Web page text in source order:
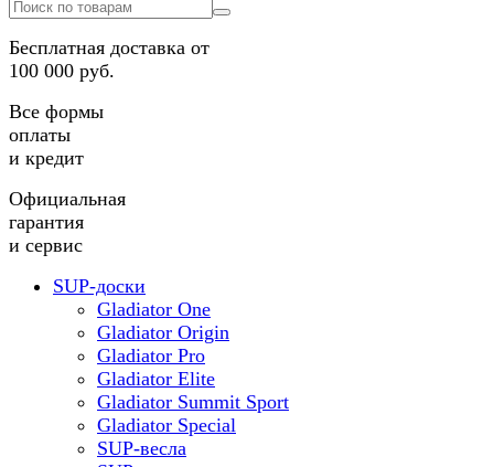
Бесплатная доставка от
100 000 руб.
Все формы
оплаты
и кредит
Официальная
гарантия
и сервис
SUP-доски
Gladiator One
Gladiator Origin
Gladiator Pro
Gladiator Elite
Gladiator Summit Sport
Gladiator Special
SUP-весла